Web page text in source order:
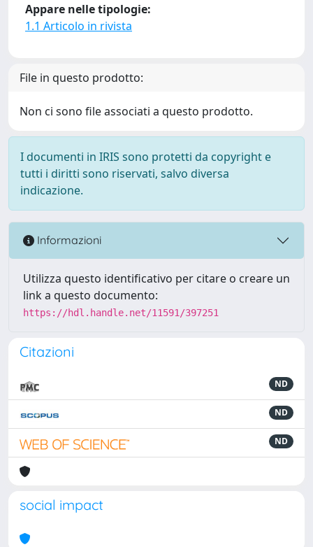
Appare nelle tipologie:
1.1 Articolo in rivista
File in questo prodotto:
Non ci sono file associati a questo prodotto.
I documenti in IRIS sono protetti da copyright e
tutti i diritti sono riservati, salvo diversa
indicazione.
Informazioni
Utilizza questo identificativo per citare o creare un
link a questo documento:
https://hdl.handle.net/11591/397251
Citazioni
ND
ND
ND
social impact